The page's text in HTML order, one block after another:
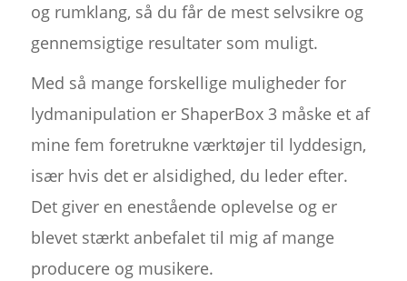
og rumklang, så du får de mest selvsikre og
gennemsigtige resultater som muligt.
Med så mange forskellige muligheder for
lydmanipulation er ShaperBox 3 måske et af
mine fem foretrukne værktøjer til lyddesign,
især hvis det er alsidighed, du leder efter.
Det giver en enestående oplevelse og er
blevet stærkt anbefalet til mig af mange
producere og musikere.